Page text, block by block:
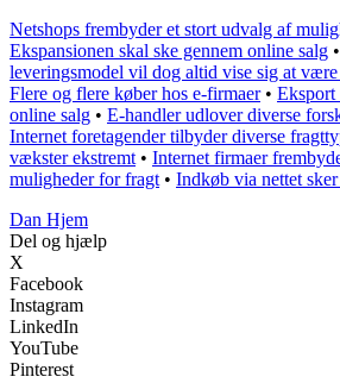
Netshops frembyder et stort udvalg af
Ekspansionen skal ske gennem online salg •
leveringsmodel vil dog altid vise sig at være
Flere og flere køber hos e-firmaer• Eksport
online salg • E-handler udlover diverse
Internet foretagender tilbyder diverse
vækster ekstremt • Internet firmaer
muligheder for fragt • Indkøb via nettet
Dan Hjem
Del og hjælp
X
Facebook
Instagram
LinkedIn
YouTube
Pinterest